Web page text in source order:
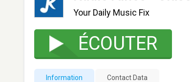
Your Daily Music Fix
ÉCOUTER
Information Contact Data